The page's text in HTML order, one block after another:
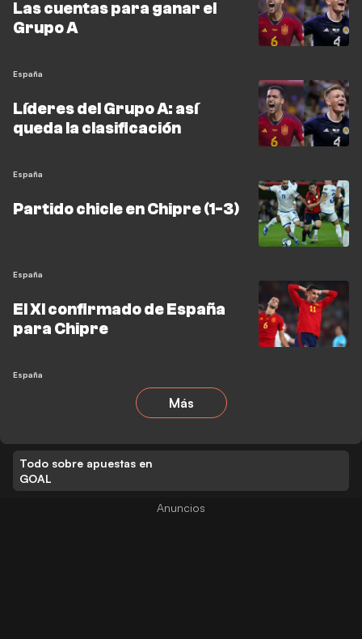
Las cuentas para ganar el
Grupo A
España
Líderes del Grupo A: así
queda la clasificación
España
Partido chicle en Chipre (1-3)
España
El XI confirmado de España
para Chipre
España
Más
Todo sobre apuestas en
GOAL